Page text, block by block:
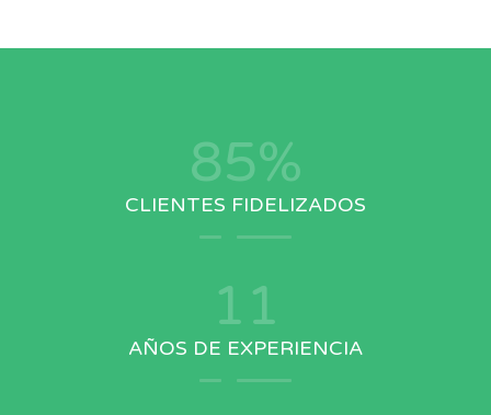
96%
CLIENTES FIDELIZADOS
13
AÑOS DE EXPERIENCIA